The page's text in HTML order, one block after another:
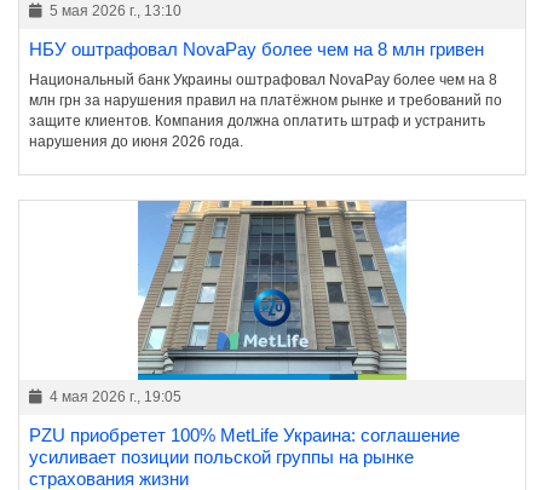
5 мая 2026 г., 13:10
НБУ оштрафовал NovaPay более чем на 8 млн гривен
Национальный банк Украины оштрафовал NovaPay более чем на 8
млн грн за нарушения правил на платёжном рынке и требований по
защите клиентов. Компания должна оплатить штраф и устранить
нарушения до июня 2026 года.
4 мая 2026 г., 19:05
PZU приобретет 100% MetLife Украина: соглашение
усиливает позиции польской группы на рынке
страхования жизни